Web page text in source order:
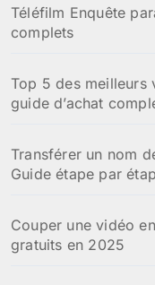
Téléfilm Enquête
complets
Top 5 des meilleurs
guide d’achat
Transférer un nom
Guide étape par
Couper une vidéo
gratuits en 2025